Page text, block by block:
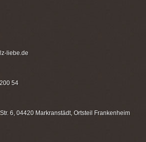
liebe.de
54
6, 04420 Markranstädt, Ortsteil Frankenheim